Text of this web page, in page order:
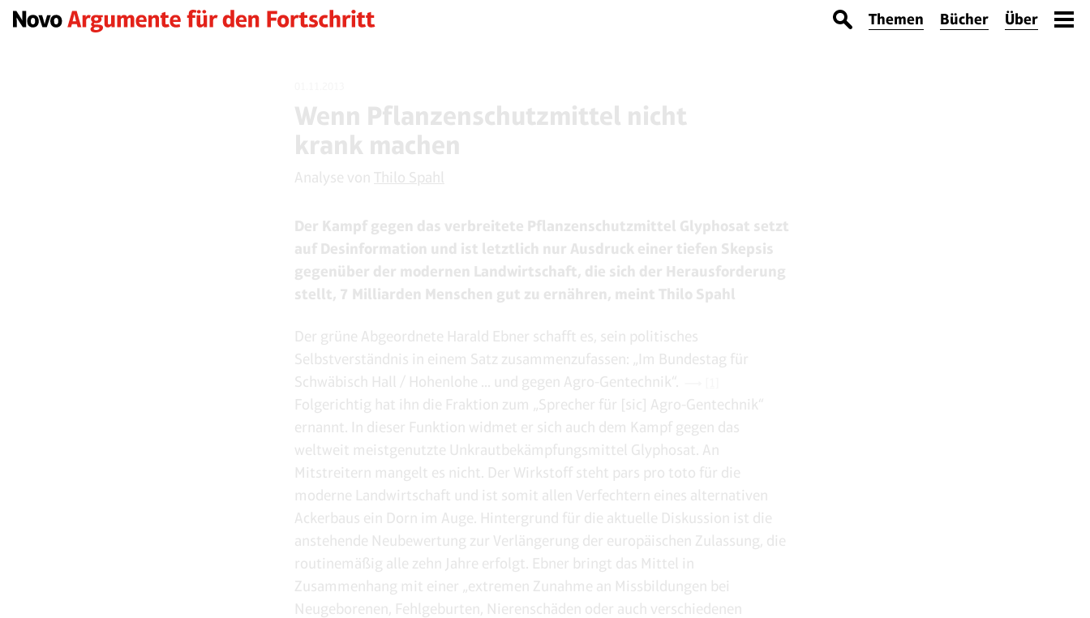
Themen Bücher Über
Wenn Pflanzenschutzmittel nicht
krank machen
Analyse von Thilo Spahl
Der Kampf gegen das verbreitete Pflanzenschutzmittel Glyphosat setzt
auf Desinformation und ist letztlich nur Ausdruck einer tiefen Skepsis
gegenüber der modernen Landwirtschaft, die sich der Herausforderung
stellt, 7 Milliarden Menschen gut zu ernähren, meint Thilo Spahl
Der grüne Abgeordnete Harald Ebner schafft es, sein politisches
Selbstverständnis in einem Satz zusammenzufassen: „Im Bundestag für
Schwäbisch Hall / Hohenlohe ... und gegen Agro-Gentechnik“.
Folgerichtig hat ihn die Fraktion zum „Sprecher für [sic] Agro-Gentechnik“
ernannt. In dieser Funktion widmet er sich auch dem Kampf gegen das
weltweit meistgenutzte Unkrautbekämpfungsmittel Glyphosat. An
Mitstreitern mangelt es nicht. Der Wirkstoff steht pars pro toto für die
moderne Landwirtschaft und ist somit allen Verfechtern eines alternativen
Ackerbaus ein Dorn im Auge. Hintergrund für die aktuelle Diskussion ist die
anstehende Neubewertung zur Verlängerung der europäischen Zulassung, die
routinemäßig alle zehn Jahre erfolgt. Ebner bringt das Mittel in
Zusammenhang mit einer „extremen Zunahme an Missbildungen bei
Neugeborenen, Fehlgeburten, Nierenschäden oder auch verschiedenen